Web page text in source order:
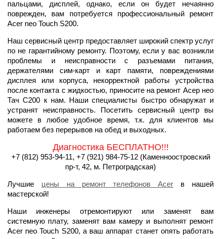
пальцами, дисплей, однако, если он будет нечаянно
поврежден, вам потребуется профессиональный ремонт
Acer neo Touch S200.
Наш сервисный центр предоставляет широкий спектр услуг
по не гарантийному ремонту. Поэтому, если у вас возникли
проблемы и неисправности с разъемами питания,
держателями сим-карт и карт памяти, повреждениями
дисплея или корпуса, некорректной работы устройства
после контакта с жидкостью, приносите на ремонт Асер нео
Тач С200 к нам. Наши специалисты быстро обнаружат и
устранят неисправность. Посетить сервисный центр вы
можете в любое удобное время, т.к. для клиентов мы
работаем без перерывов на обед и выходных.
Диагностика БЕСПЛАТНО!!!
+7 (812) 953-94-11, +7 (921) 984-75-12 (Каменноостровский
пр-т, 42, м. Петроградская)
Лучшие цены на ремонт телефонов Acer в нашей
мастерской!
Наши инженеры отремонтируют или заменят вам
системную плату, заменят вам камеру и выполнят ремонт
Acer neo Touch S200, а ваш аппарат станет опять работать